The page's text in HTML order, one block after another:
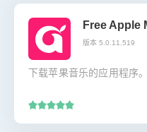
Free Apple
版本 5.0.11.519
下载苹果音乐的应用程序。